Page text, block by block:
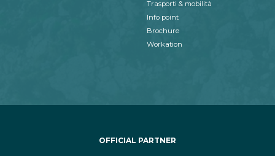
Trasporti & mobilità
Info point
Brochure
Workation
OFFICIAL PARTNER